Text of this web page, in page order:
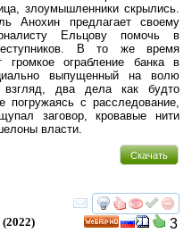
злоумышленники скрылись.
Анохин предлагает своему
Ельцову помочь в
В то же время
громкое ограбление банка в
выпущенный на волю
два дела как будто
с расследование,
заговор, кровавые нити
власти.
Скачать
смотреть
3
(2022)